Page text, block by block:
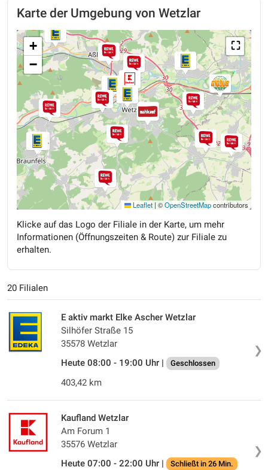
Karte der Umgebung von Wetzlar
⛶
+
−
Leaflet | ©OpenStreetMapcontributors
Klicke auf das Logo der Filiale in der Karte, um mehr
Informationen (Öffnungszeiten & Route) zur Filiale zu
erhalten.
20 Filialen
❯
E aktiv markt Elke Ascher Wetzlar
Silhöfer Straße 15
35578 Wetzlar
Heute 08:00 - 19:00 Uhr |
Geschlossen
403,42 km
❯
Kaufland Wetzlar
Am Forum 1
35576 Wetzlar
Heute 07:00 - 22:00 Uhr |
Schließt in 26 Min.